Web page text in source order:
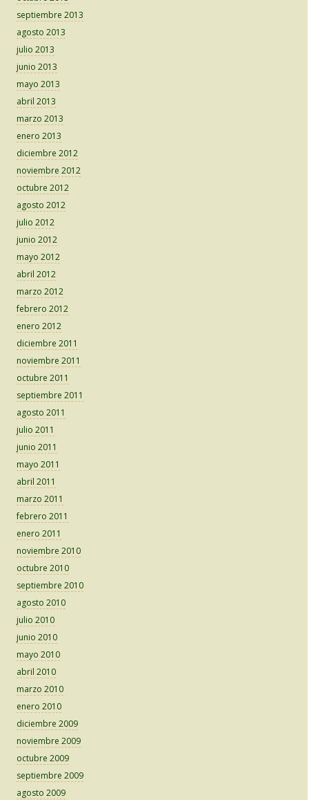
septiembre 2013
agosto 2013
julio 2013
junio 2013
mayo 2013
abril 2013
marzo 2013
enero 2013
diciembre 2012
noviembre 2012
octubre 2012
agosto 2012
julio 2012
junio 2012
mayo 2012
abril 2012
marzo 2012
febrero 2012
enero 2012
diciembre 2011
noviembre 2011
octubre 2011
septiembre 2011
agosto 2011
julio 2011
junio 2011
mayo 2011
abril 2011
marzo 2011
febrero 2011
enero 2011
noviembre 2010
octubre 2010
septiembre 2010
agosto 2010
julio 2010
junio 2010
mayo 2010
abril 2010
marzo 2010
enero 2010
diciembre 2009
noviembre 2009
octubre 2009
septiembre 2009
agosto 2009